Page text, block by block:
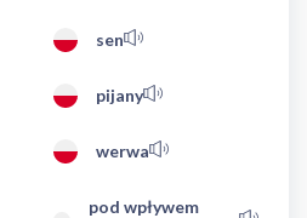
sen
pijany
werwa
pod wpływem